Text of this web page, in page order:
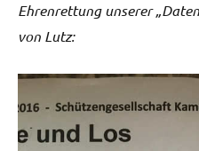
Ehrenrettung unserer
von Lutz: